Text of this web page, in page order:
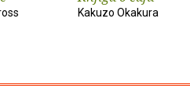
Kakuzo Okakura